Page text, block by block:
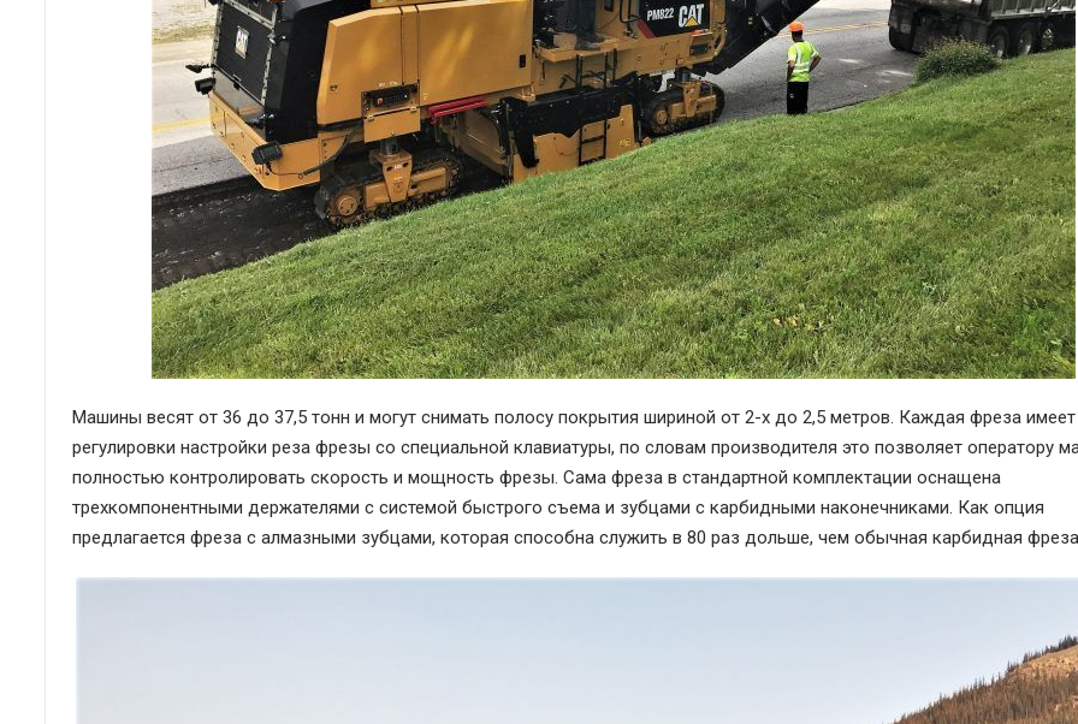
Машины весят от 36 до 37,5 тонн и могут снимать полосу покрытия шириной от 2-х до 2,5 метров. Каждая фреза имеет
регулировки настройки реза фрезы со специальной клавиатуры, по словам производителя это позволяет оператору
полностью контролировать скорость и мощность фрезы. Сама фреза в стандартной комплектации оснащена
трехкомпонентными держателями с системой быстрого съема и зубцами с карбидными наконечниками. Как опция
предлагается фреза с алмазными зубцами, которая способна служить в 80 раз дольше, чем обычная карбидная